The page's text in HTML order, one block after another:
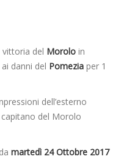
del Morolo in
danni del Pomezia per 1
dell’esterno
capitano del Morolo
martedì 24 Ottobre 2017